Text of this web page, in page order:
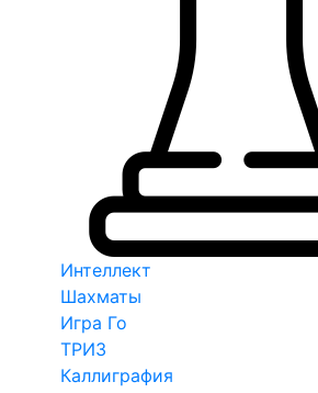
Интеллект
Шахматы
Игра Го
ТРИЗ
Каллиграфия